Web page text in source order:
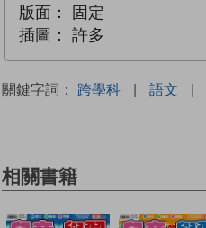
版面：
固定
插圖：
許多
關鍵字詞： 跨學科 | 語文 |
相關書籍